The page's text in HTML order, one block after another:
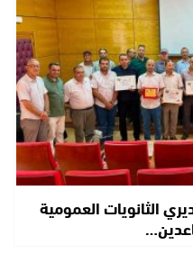
الثانويات العمومية